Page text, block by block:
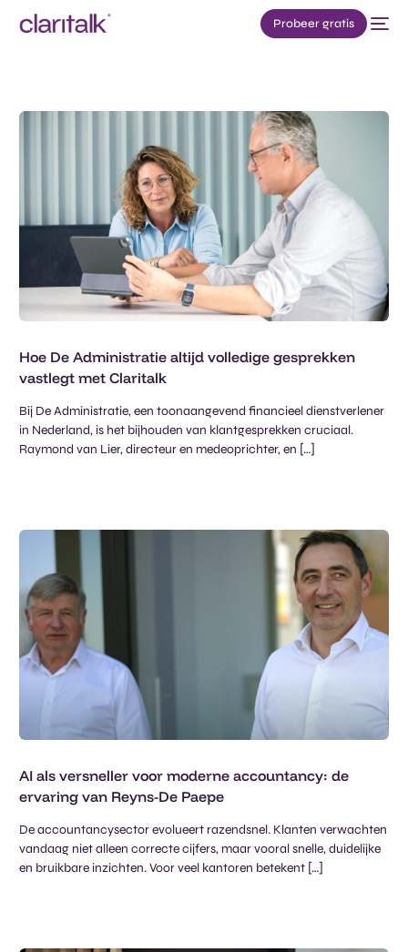
Probeer gratis
Hoe De Administratie altijd volledige gesprekken
vastlegt met Claritalk
Bij De Administratie, een toonaangevend financieel dienstverlener
in Nederland, is het bijhouden van klantgesprekken cruciaal.
Raymond van Lier, directeur en medeoprichter, en […]
AI als versneller voor moderne accountancy: de
ervaring van Reyns-De Paepe
De accountancysector evolueert razendsnel. Klanten verwachten
vandaag niet alleen correcte cijfers, maar vooral snelle, duidelijke
en bruikbare inzichten. Voor veel kantoren betekent […]